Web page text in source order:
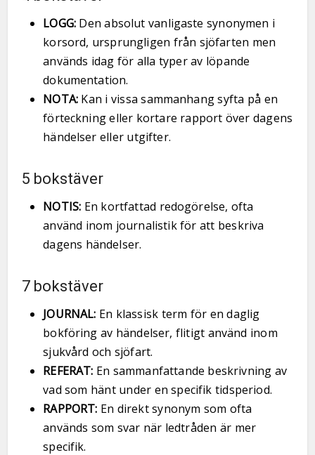
LOGG: Den absolut vanligaste synonymen i
korsord, ursprungligen från sjöfarten men
används idag för alla typer av löpande
dokumentation.
NOTA: Kan i vissa sammanhang syfta på en
förteckning eller kortare rapport över dagens
händelser eller utgifter.
5 bokstäver
NOTIS: En kortfattad redogörelse, ofta
använd inom journalistik för att beskriva
dagens händelser.
7 bokstäver
JOURNAL: En klassisk term för en daglig
bokföring av händelser, flitigt använd inom
sjukvård och sjöfart.
REFERAT: En sammanfattande beskrivning av
vad som hänt under en specifik tidsperiod.
RAPPORT: En direkt synonym som ofta
används som svar när ledtråden är mer
specifik.